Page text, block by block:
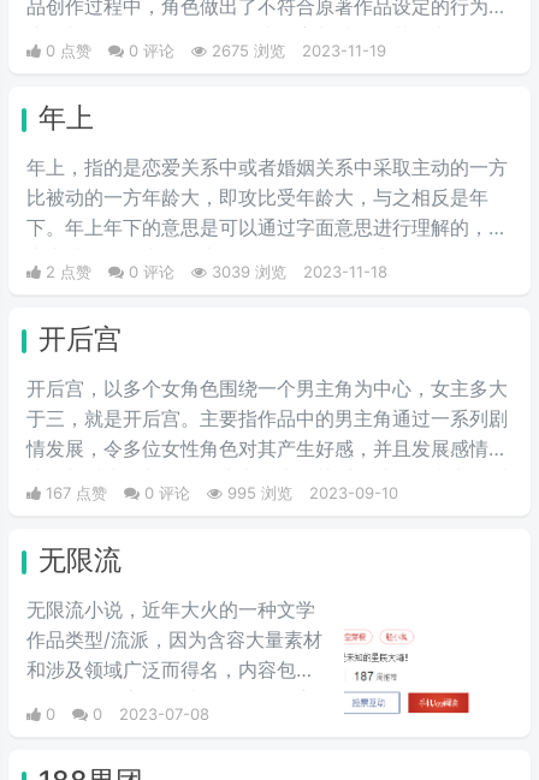
品创作过程中，角色做出了不符合原著作品设定的行为举
不可能做出的行为，简言之，就是与人物原型不符的人设
cos圈和同人文中，指与原型像不符的人设崩塌行为和语
言，俗称人设崩啦。
0 点赞 0 评论 2675 浏览 2023-11-19
年上
年上，指的是恋爱关系中或者婚姻关系中采取主动的一方
比被动的一方年龄大，即攻比受年龄大，与之相反是年
下。年上年下的意思是可以通过字面意思进行理解的，年
2 点赞 0 评论 3039 浏览 2023-11-18
开后宫
开后宫，以多个女角色围绕一个男主角为中心，女主多大
于三，就是开后宫。主要指作品中的男主角通过一系列剧
情发展，令多位女性角色对其产生好感，并且发展感情
昧属性居多。以往在日本动漫或轻小说中广泛存在，而国
情。
167 点赞 0 评论 995 浏览 2023-09-10
无限流
无限流小说，近年大火的一种文学
作品类型/流派，因为含容大量素材
和涉及领域广泛而得名，内容包括
0 0 2023-07-08